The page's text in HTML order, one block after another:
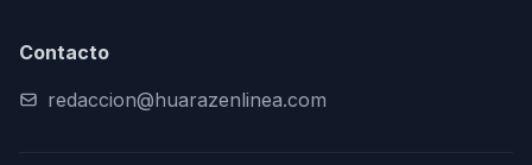
Contacto
redaccion@huarazenlinea.com